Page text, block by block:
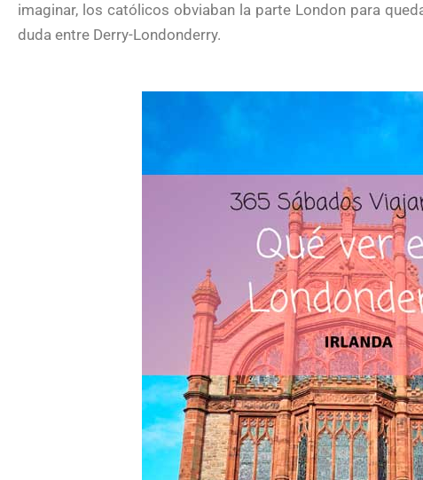
imaginar, los católicos obviaban la parte London para
duda entre Derry-Londonderry.